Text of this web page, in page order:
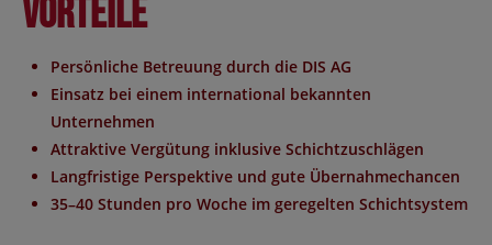
Vorteile
Persönliche Betreuung durch die DIS AG
Einsatz bei einem international bekannten
Unternehmen
Attraktive Vergütung inklusive Schichtzuschlägen
Langfristige Perspektive und gute Übernahmechancen
35–40 Stunden pro Woche im geregelten Schichtsystem